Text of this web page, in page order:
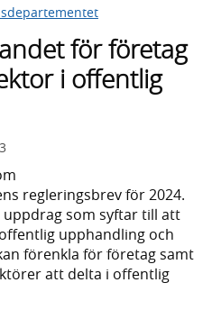
för företag
i offentlig
regleringsbrev för 2024.
som syftar till att
upphandling och
förenkla för företag samt
att delta i offentlig